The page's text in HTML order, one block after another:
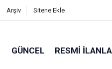
Arşiv Sitene Ekle
GÜNCEL RESMI